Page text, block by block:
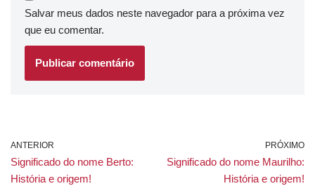
Salvar meus dados neste navegador para a próxima vez
que eu comentar.
ANTERIOR
Significado do nome Berto:
História e origem!
PRÓXIMO
Significado do nome Maurilho:
História e origem!